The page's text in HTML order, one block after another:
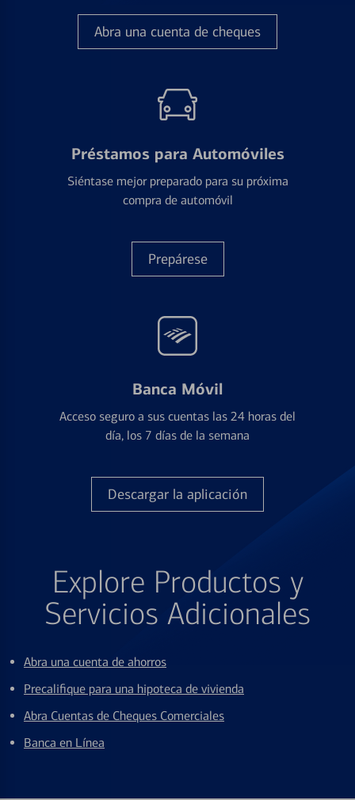
Abra una cuenta de cheques
Préstamos para Automóviles
Siéntase mejor preparado para su próxima
compra de automóvil
Prepárese
Banca Móvil
Acceso seguro a sus cuentas las 24 horas del
día, los 7 días de la semana
Descargar la aplicación
Explore Productos y
Servicios Adicionales
Abra una cuenta de ahorros
Precalifique para una hipoteca de vivienda
Abra Cuentas de Cheques Comerciales
Banca en Línea